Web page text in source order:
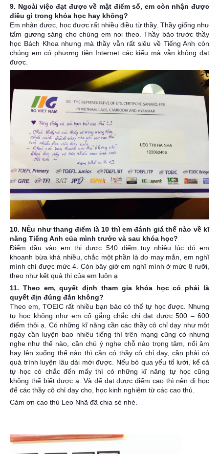
9. Ngoài việc đạt được về mặt điểm số, em còn nhận được
điều gì trong khóa học hay không?
Em nhận được, học được rất nhiều điều từ thầy. Thầy giống như
tấm gương sáng cho chúng em noi theo. Thầy bảo trước thầy
học Bách Khoa nhưng mà thầy vẫn rất siêu về Tiếng Anh còn
chúng em có phương tiện Internet các kiểu mà vẫn không đạt
được.
10. NẾu như thang điểm là 10 thì em đánh giá thế nào về kĩ
năng Tiếng Anh của mình trước và sau khóa học?
Điểm đầu vào em thi được 540 điểm tuy nhiêu lúc đó em
khoanh bừa khá nhiều, chắc một phần là do may mắn, em nghĩ
mình chỉ được mức 4. Còn bây giờ em nghĩ mình ở mức 8 rưỡi,
theo như kết quả thi của em luôn ạ
11. Theo em, quyết định tham gia khóa học có phải là
quyết địn đúng đắn không?
Theo em, TOEIC rất nhiều bạn bảo có thể tự học được. Nhưng
tự học không như em cố gắng chắc chỉ đạt được 500 – 600
điểm thôi ạ. Có những kĩ năng cần các thầy cô chỉ dạy như một
ngày cần luyện bao nhiêu tiếng thì trên mạng cũng có nhưng
nghe như thế nào, cần chú ý nghe chỗ nào trọng tâm, nối âm
hay lên xuống thế nào thì cần có thầy cô chỉ dạy, cần phải có
quá trình luyện lâu dài mới được. Nếu bỏ qua yếu tố lười, kể cả
tự học có chắc đến mấy thì có những kĩ năng tự học cũng
không thể biết được ạ. Và để đạt được điểm cao thì nên đi học
để các thầy cô chỉ dạy cho, học kinh nghiệm từ các cao thủ.
Cảm ơn cao thủ Leo Nhã đã chia sẻ nhé.